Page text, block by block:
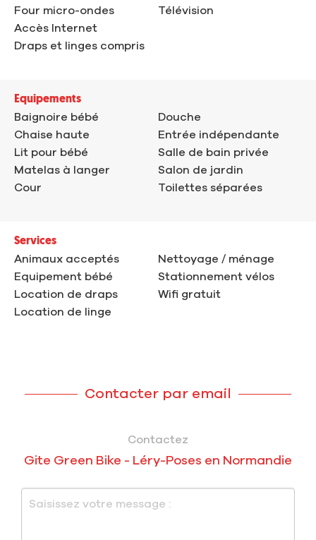
Four micro-ondes
Accès Internet
Draps et linges compris
Télévision
Equipements
Baignoire bébé
Chaise haute
Lit pour bébé
Matelas à langer
Cour
Douche
Entrée indépendante
Salle de bain privée
Salon de jardin
Toilettes séparées
Services
Animaux acceptés
Equipement bébé
Location de draps
Location de linge
Nettoyage / ménage
Stationnement vélos
Wifi gratuit
Contacter par email
Contactez
Gite Green Bike - Léry-Poses en Normandie